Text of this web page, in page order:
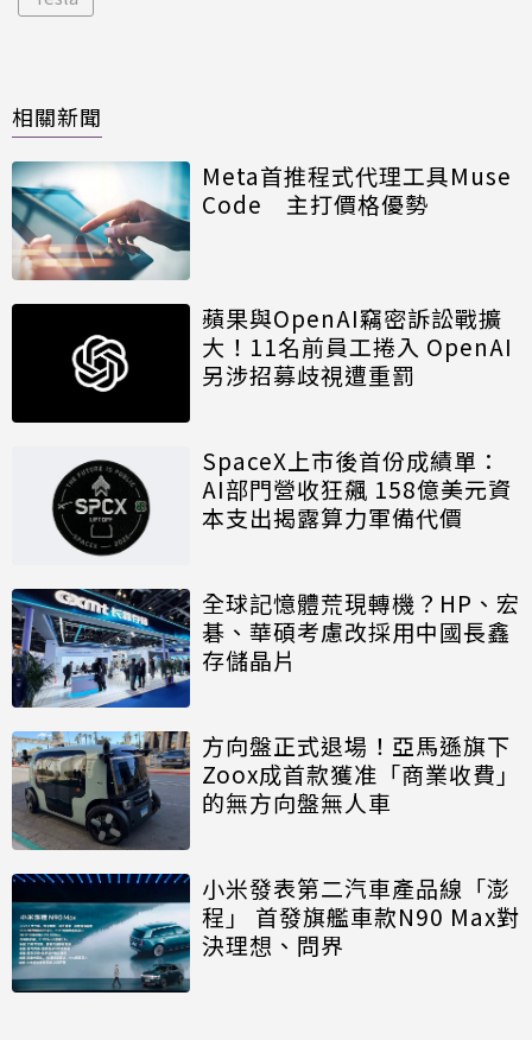
相關新聞
Meta首推程式代理工具Muse
Code 主打價格優勢
蘋果與OpenAI竊密訴訟戰擴
大！11名前員工捲入 OpenAI
另涉招募歧視遭重罰
SpaceX上市後首份成績單：
AI部門營收狂飆 158億美元資
本支出揭露算力軍備代價
全球記憶體荒現轉機？HP、宏
碁、華碩考慮改採用中國長鑫
存儲晶片
方向盤正式退場！亞馬遜旗下
Zoox成首款獲准「商業收費」
的無方向盤無人車
小米發表第二汽車產品線「澎
程」 首發旗艦車款N90 Max對
決理想、問界